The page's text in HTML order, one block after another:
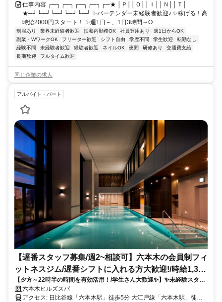
仕事内容 ┌─┐┌─┐┌─┐┌─┐┌─★ │Ｐ││Ｏ││Ｉ││Ｎ││Ｔ│
★─┘└─┘└─┘└─┘└─┘ ✨バーテンダー未経験者歓迎♪ ✨稼げる！高
時給2000円スタート！ ✨週1日～、1日3時間～O...
制服あり 業界未経験者歓迎 扶養内勤務OK 社員登用あり
週1日からOK
副業・WワークOK
フリーター歓迎 シフト自由 学歴不問 学生歓迎
転勤なし
経験不問
未経験者歓迎 経験者歓迎 ネイルOK 夜間 研修あり
交通費支給
長期歓迎
フルタイム歓迎
同じ企業の求人
アルバイト・パート
【遅番スタッフ募集/週2~相談可】六本木の会員制フィ
ットネスジム/遅番シフトに入れる方大歓迎!/時給1,300
円✨/未経験OK!/営業時間外にトレーニング機器使用
OK!
【夕方～22時半の時間を有効活用！/学生さん大歓迎✨】✨未経験スター
トOK✨正社員登用制度あり✨週2日～相談可！時給1,300円！食事手当あ
り！
六本木ヒルズスパ
アクセス: 日比谷線「六本木駅」徒歩5分 大江戸線「六本木駅」徒歩